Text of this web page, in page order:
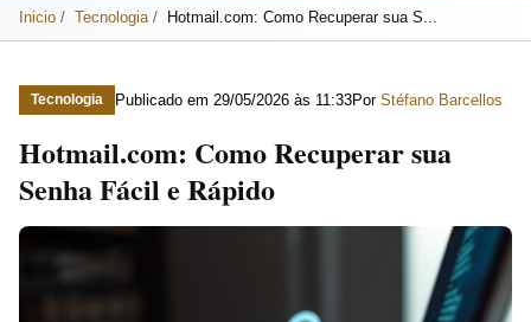
Inicio Tecnologia Hotmail.com: Como Recuperar sua S...
Tecnologia Publicado em 29/05/2026 às 11:33Por Stéfano Barcellos
Hotmail.com: Como Recuperar sua
Senha Fácil e Rápido